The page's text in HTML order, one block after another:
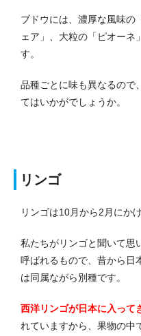
ブドウには、濃厚な風味の
ェア」、大粒の「ピオーネ
す。
品種ごとに味も異なるので
てはいかがでしょうか。
リンゴ
リンゴは10月から2月にか
私たちがリンゴと聞いて思
呼ばれるもので、昔から日
は同属ながら別種です。
西洋リンゴが日本に入って
れていますから、果物の中